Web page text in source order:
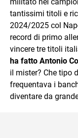
tantissimi titoli e
2024/2025 col
record di primo
vincere tre titoli
ha fatto Antonio
il mister? Che tipo
frequentava i
diventare da